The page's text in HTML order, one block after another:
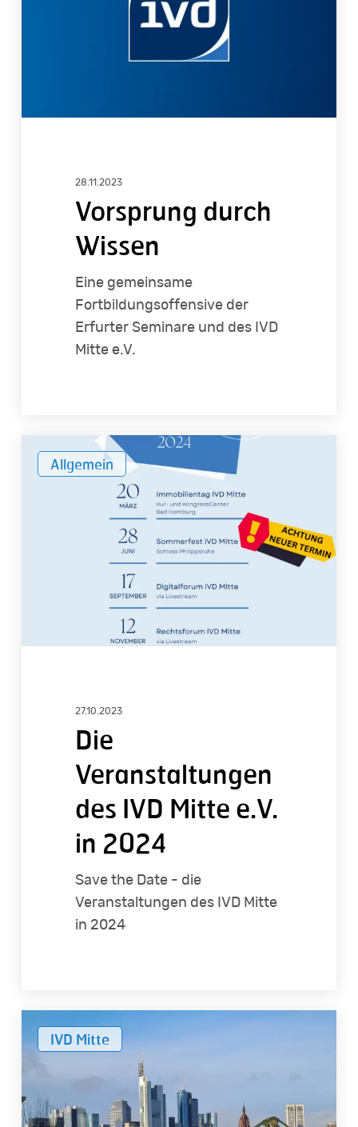
28.11.2023
Vorsprung durch
Wissen
Eine gemeinsame
Fortbildungsoffensive der
Erfurter Seminare und des IVD
Mitte e.V.
Veranstaltungen
Allgemein
27.10.2023
Die
Veranstaltungen
des IVD Mitte e.V.
in 2024
Save the Date - die
Veranstaltungen des IVD Mitte
in 2024
Publikationen
Mitte
IVD Mitte